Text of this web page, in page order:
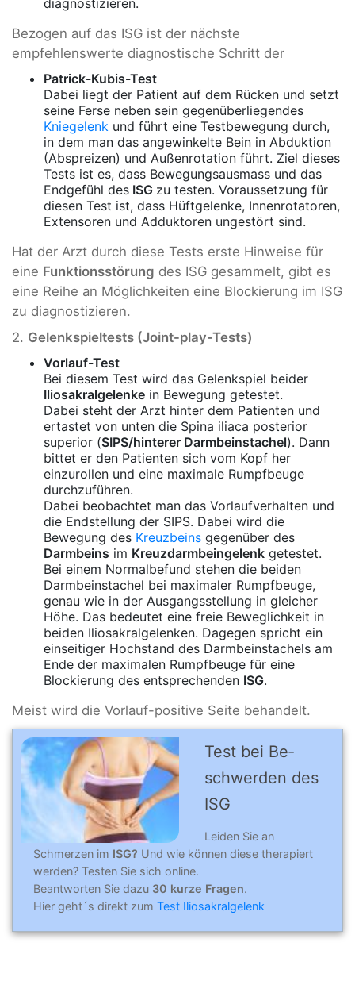
diagnostizieren.
Bezogen auf das ISG ist der nächste
empfehlenswerte diagnostische Schritt der
Patrick-Kubis-Test
Dabei liegt der Patient auf dem Rücken und setzt
seine Ferse neben sein gegenüberliegendes
Kniegelenk und führt eine Testbewegung durch,
in dem man das angewinkelte Bein in Abduktion
(Abspreizen) und Außenrotation führt. Ziel dieses
Tests ist es, dass Bewegungsausmass und das
Endgefühl des ISG zu testen. Voraussetzung für
diesen Test ist, dass Hüftgelenke, Innenrotatoren,
Extensoren und Adduktoren ungestört sind.
Hat der Arzt durch diese Tests erste Hinweise für
eine Funktionsstörung des ISG gesammelt, gibt es
eine Reihe an Möglichkeiten eine Blockierung im ISG
zu diagnostizieren.
2. Gelenkspieltests (Joint-play-Tests)
Vorlauf-Test
Bei diesem Test wird das Gelenkspiel beider
Iliosakralgelenke in Bewegung getestet.
Dabei steht der Arzt hinter dem Patienten und
ertastet von unten die Spina iliaca posterior
superior (SIPS/hinterer Darmbeinstachel). Dann
bittet er den Patienten sich vom Kopf her
einzurollen und eine maximale Rumpfbeuge
durchzuführen.
Dabei beobachtet man das Vorlaufverhalten und
die Endstellung der SIPS. Dabei wird die
Bewegung des Kreuzbeins gegenüber des
Darmbeins im Kreuzdarmbeingelenk getestet.
Bei einem Normalbefund stehen die beiden
Darmbeinstachel bei maximaler Rumpfbeuge,
genau wie in der Ausgangsstellung in gleicher
Höhe. Das bedeutet eine freie Beweglichkeit in
beiden Iliosakralgelenken. Dagegen spricht ein
einseitiger Hochstand des Darmbeinstachels am
Ende der maximalen Rumpfbeuge für eine
Blockierung des entsprechenden ISG.
Meist wird die Vorlauf-positive Seite behandelt.
Test bei Be­
schwer­den des
ISG
Leiden Sie an
Schmerzen im ISG? Und wie können diese therapiert
werden? Testen Sie sich online.
Beantworten Sie dazu 30 kurze Fragen.
Hier geht´s direkt zum Test Iliosakralgelenk